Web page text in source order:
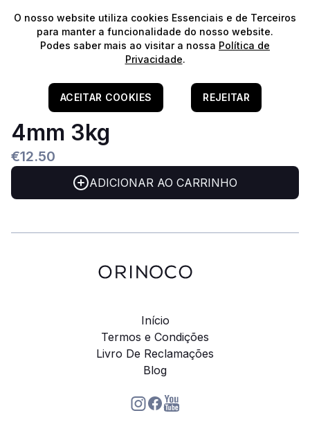
⭐️ Envios Gratuitos para encomendas acima de 60€!*⭐️
Aquascaping/Areias & Areões
Grava Muara Sand Size 1-
4mm 3kg
€12.50
ADICIONAR AO CARRINHO
Início
Termos e Condições
Livro De Reclamações
Blog
O nosso website utiliza cookies Essenciais e de Terceiros
para manter a funcionalidade do nosso website.
Podes saber mais ao visitar a nossa Política de
Privacidade.
ACEITAR COOKIES REJEITAR